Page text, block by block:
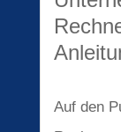
Auf den